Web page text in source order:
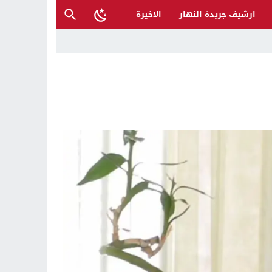
ارشيف جريدة النهار
الاخيرة
محمد صلى الله عليه وعلى آله